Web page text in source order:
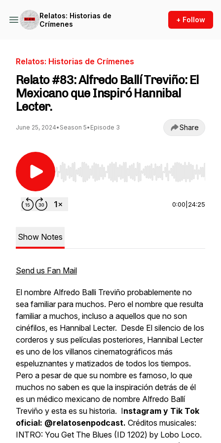
Relatos: Historias de
Crímenes
+ Follow
Relatos: Historias de Crímenes
Relato #83: Alfredo Ballí Treviño: El
Mexicano que Inspiró Hannibal
Lecter.
June 25, 2024• Season 5• Episode 3 Share
Use Left/Right to seek, Home/End to jump to
0:00 24:25
Show Notes
Send us Fan Mail
El nombre Alfredo Balli Treviño probablemente no
sea familiar para muchos. Pero el nombre que resulta
familiar a muchos, incluso a aquellos que no son
cinéfilos, es Hannibal Lecter. Desde El silencio de los
corderos y sus películas posteriores, Hannibal Lecter
es uno de los villanos cinematográficos más
espeluznantes y matizados de todos los tiempos.
Pero a pesar de que su nombre es famoso, lo que
muchos no saben es que la inspiración detrás de él
es un médico mexicano de nombre Alfredo Ballí
Treviño y esta es su historia. Instagram y Tik Tok
oficial: @relatosenpodcast. Créditos musicales:
INTRO: You Get The Blues (ID 1202) by Lobo Loco.